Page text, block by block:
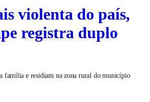
violenta do país,
registra duplo
família e residiam na zona rural do município